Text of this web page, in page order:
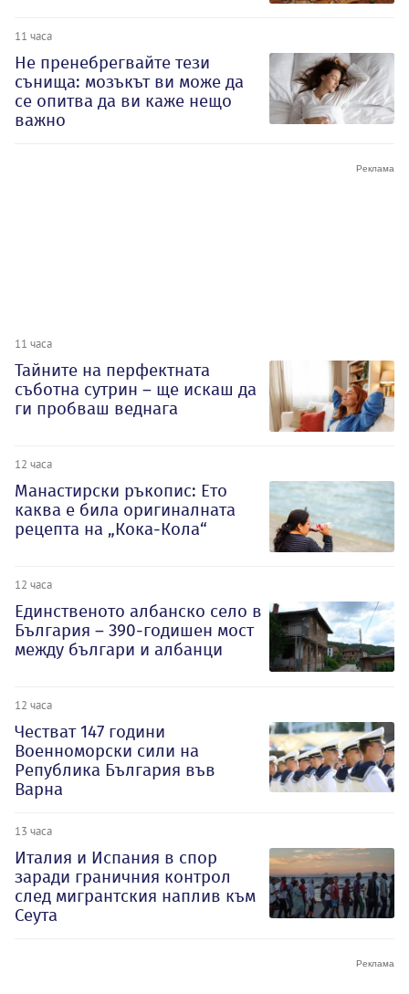
11 часа
Не пренебрегвайте тези
сънища: мозъкът ви може да
се опитва да ви каже нещо
важно
11 часа
Тайните на перфектната
съботна сутрин – ще искаш да
ги пробваш веднага
12 часа
Манастирски ръкопис: Ето
каква е била оригиналната
рецепта на „Кока-Кола“
12 часа
Единственото албанско село в
България – 390-годишен мост
между българи и албанци
12 часа
Честват 147 години
Военноморски сили на
Република България във
Варна
13 часа
Италия и Испания в спор
заради граничния контрол
след мигрантския наплив към
Сеута